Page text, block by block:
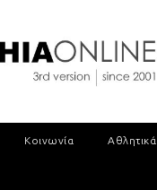
Κοινωνία Αθλητικά